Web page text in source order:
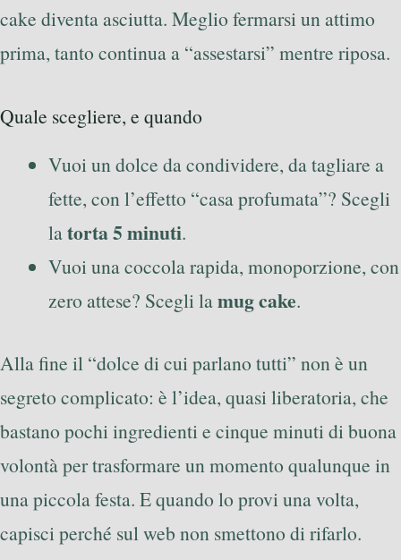
cake diventa asciutta. Meglio fermarsi un attimo
prima, tanto continua a “assestarsi” mentre riposa.
Quale scegliere, e quando
Vuoi un dolce da condividere, da tagliare a
fette, con l’effetto “casa profumata”? Scegli
latorta 5 minuti.
Vuoi una coccola rapida, monoporzione, con
zero attese? Scegli lamug cake.
Alla fine il “dolce di cui parlano tutti” non è un
segreto complicato: è l’idea, quasi liberatoria, che
bastano pochi ingredienti e cinque minuti di buona
volontà per trasformare un momento qualunque in
una piccola festa. E quando lo provi una volta,
capisci perché sul web non smettono di rifarlo.